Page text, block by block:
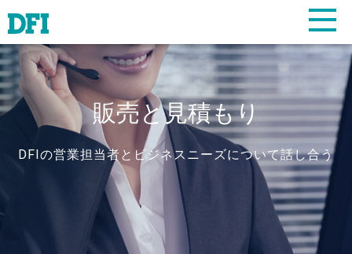
販売と見積もり
DFIの営業担当者とビジネスニーズについて話し合う